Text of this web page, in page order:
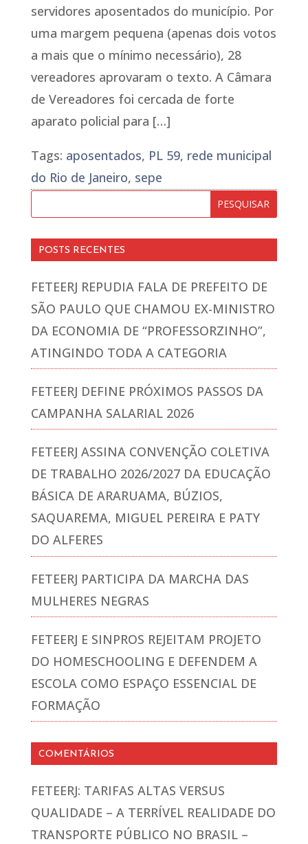
servidores aposentados do município. Por
uma margem pequena (apenas dois votos
a mais que o mínimo necessário), 28
vereadores aprovaram o texto. A Câmara
de Vereadores foi cercada de forte
aparato policial para […]
Tags: aposentados, PL 59, rede municipal
do Rio de Janeiro, sepe
POSTS RECENTES
FETEERJ REPUDIA FALA DE PREFEITO DE
SÃO PAULO QUE CHAMOU EX-MINISTRO
DA ECONOMIA DE “PROFESSORZINHO”,
ATINGINDO TODA A CATEGORIA
FETEERJ DEFINE PRÓXIMOS PASSOS DA
CAMPANHA SALARIAL 2026
FETEERJ ASSINA CONVENÇÃO COLETIVA
DE TRABALHO 2026/2027 DA EDUCAÇÃO
BÁSICA DE ARARUAMA, BÚZIOS,
SAQUAREMA, MIGUEL PEREIRA E PATY
DO ALFERES
FETEERJ PARTICIPA DA MARCHA DAS
MULHERES NEGRAS
FETEERJ E SINPROS REJEITAM PROJETO
DO HOMESCHOOLING E DEFENDEM A
ESCOLA COMO ESPAÇO ESSENCIAL DE
FORMAÇÃO
COMENTÁRIOS
FETEERJ: TARIFAS ALTAS VERSUS
QUALIDADE – A TERRÍVEL REALIDADE DO
TRANSPORTE PÚBLICO NO BRASIL –